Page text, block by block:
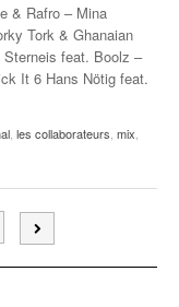
& Rafro – Mina
Tork & Ghanaian
feat. Boolz –
It 6 Hans Nötig feat.
les collaborateurs mix